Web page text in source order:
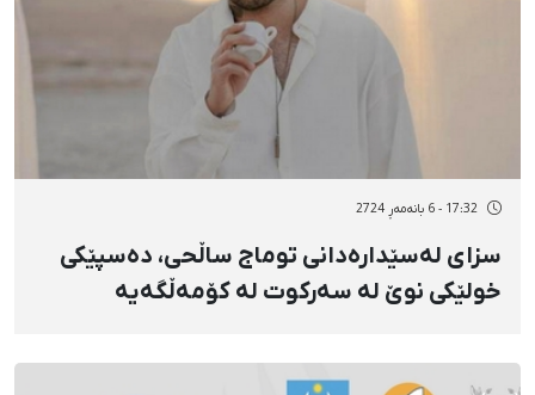
17:32 - 6 بانەمەڕ 2724
سزای لەسێدارەدانی توماج ساڵحی، دەسپێکی
خولێکی نوێ لە سەرکوت لە کۆمەڵگەیە